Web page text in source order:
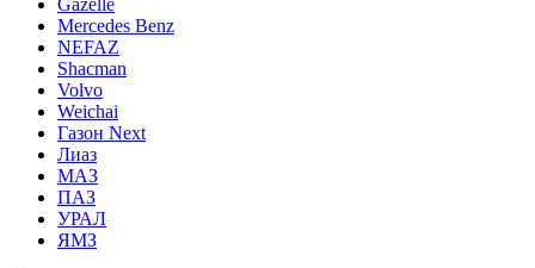
Gazelle
Mercedes Benz
NEFAZ
Shacman
Volvo
Weichai
Газон Next
Лиаз
МАЗ
ПАЗ
УРАЛ
ЯМЗ